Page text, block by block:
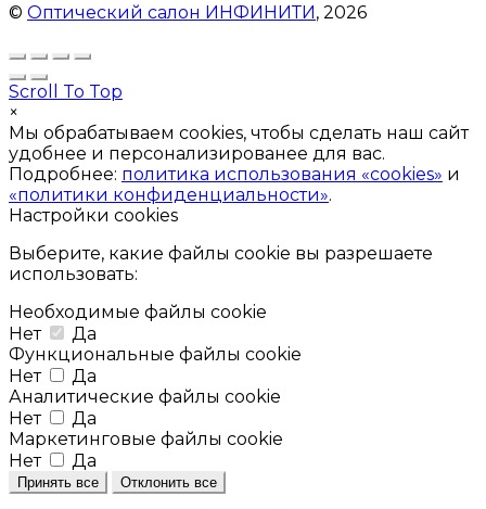
© Оптический салон ИНФИНИТИ, 2026
Scroll To Top
×
Мы обрабатываем cookies, чтобы сделать наш сайт
удобнее и персонализированее для вас.
Подробнее: политика использования «cookies» и
«политики конфиденциальности».
Настройки cookies
Выберите, какие файлы cookie вы разрешаете
использовать:
Необходимые файлы cookie
Нет
Да
Функциональные файлы cookie
Нет
Да
Аналитические файлы cookie
Нет
Да
Маркетинговые файлы cookie
Нет
Да
Принять все Отклонить все